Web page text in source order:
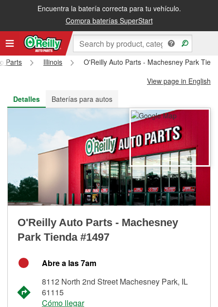
Encuentra la batería correcta para tu vehículo.
Compra baterías SuperStart
Recibe tu orden gratis al día siguiente o recógela en la tienda
Parts Illinois
O'Reilly Auto Parts - Machesney Park
View page in English
Detalles
Baterías para autos
O'Reilly Auto Parts - Machesney
Park Tienda #1497
Abre a las 7am
8112 North 2nd Street Machesney Park, IL
61115
Cómo llegar